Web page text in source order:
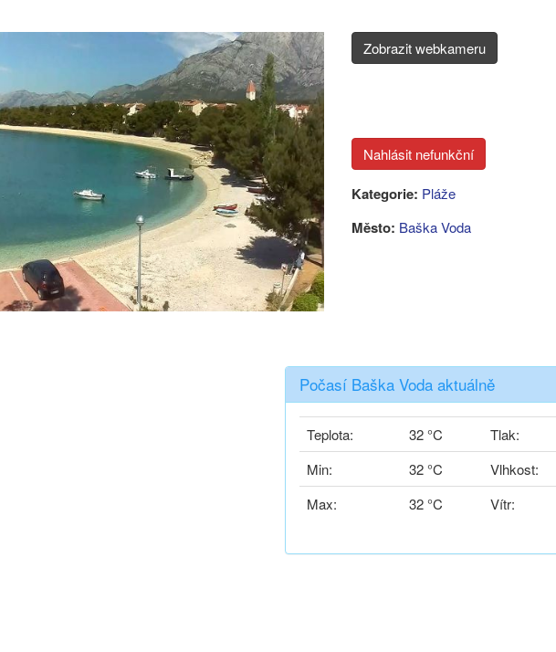
Zobrazit webkameru
Kategorie: Pláže
Město: Baška Voda
Počasí Baška Voda aktuálně
Teplota: 32 °C Tlak:
Min:
32 °C Vlhkost:
Max:
32 °C Vítr: